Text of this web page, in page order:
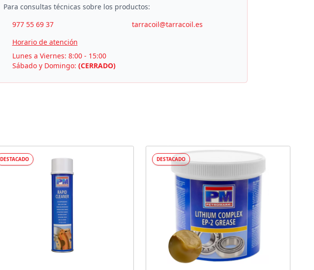
Para consultas técnicas sobre los productos:
977 55 69 37
tarracoil@tarracoil.es
Horario de atención
Lunes a Viernes: 8:00 - 15:00
Sábado y Domingo: (CERRADO)
DESTACADO DESTACADO